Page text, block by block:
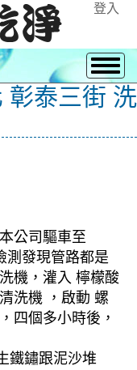
登入
彰泰三街 洗
公司驅車至
測發現管路都是
機，灌入 檸檬酸
洗機 ，啟動 螺
四個多小時後，
鐵鏽跟泥沙堆